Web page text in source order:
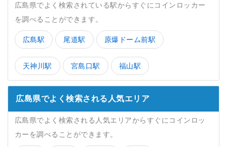
広島県でよく検索されている駅からすぐにコインロッカー
を調べることができます。
広島駅 尾道駅 原爆ドーム前駅
天神川駅 宮島口駅 福山駅
広島県でよく検索される人気エリア
広島県でよく検索される人気エリアからすぐにコインロッ
カーを調べることができます。